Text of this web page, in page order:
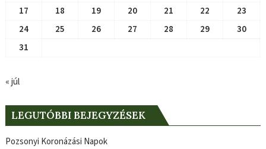
17
18 19 20 21 22
23
24
25 26 27 28 29
30
31
« júl
LEGUTÓBBI BEJEGYZÉSEK
Pozsonyi Koronázási Napok